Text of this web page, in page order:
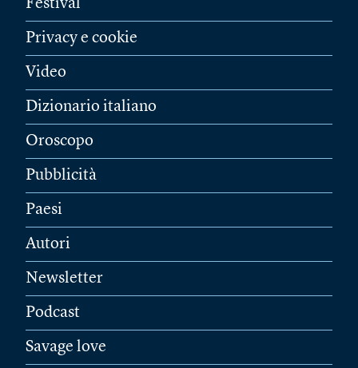
Festival
Privacy e cookie
Video
Dizionario italiano
Oroscopo
Pubblicità
Paesi
Autori
Newsletter
Podcast
Savage love